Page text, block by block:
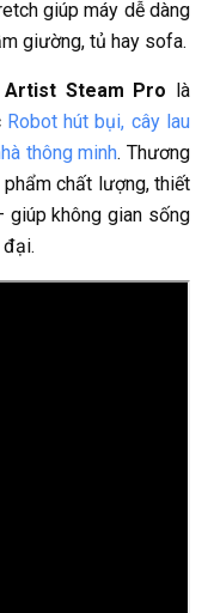
giúp máy dễ dàng
giường, tủ hay sofa.
Artist Steam Pro là
Robot hút bụi, cây lau
thông minh. Thương
chất lượng, thiết
giúp không gian sống